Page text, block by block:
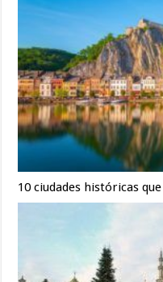
10 ciudades históricas